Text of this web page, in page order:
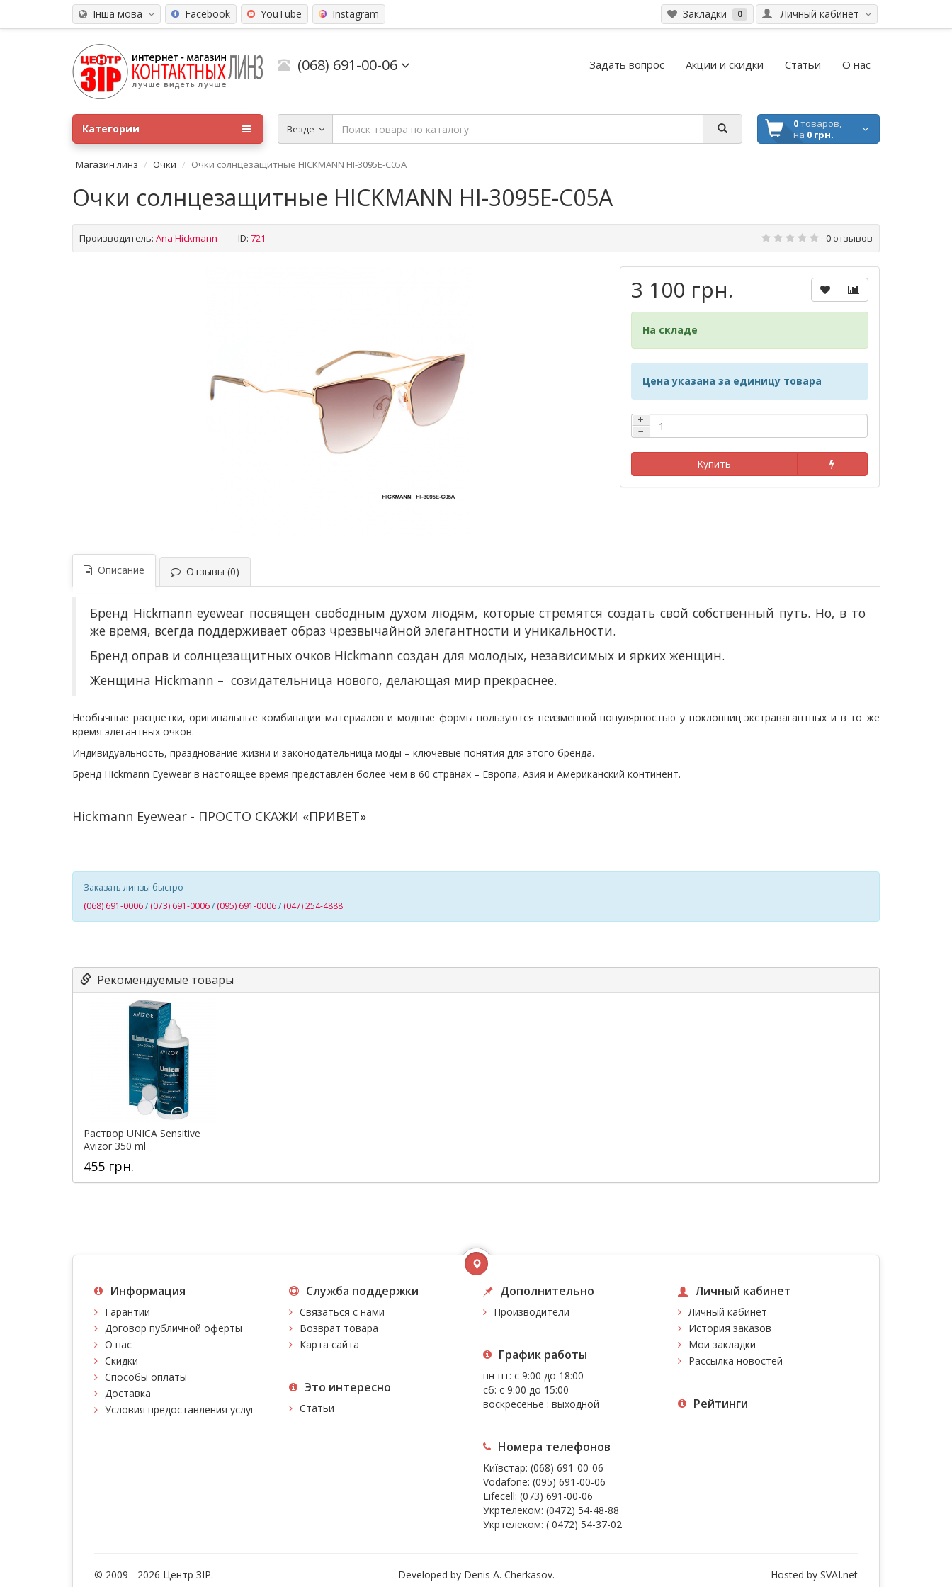
Інша мова Личный кабинет
Закладки 0
Facebook YouTube Instagram
(068) 691-00-06 Задать вопрос Акции и скидки Статьи О нас
Везде 0товаров,
на 0 грн.
Категории
Магазин линз Очки Очки солнцезащитные HICKMANN HI-3095E-C05A
Очки солнцезащитные HICKMANN HI-3095E-C05A
Производитель: Ana Hickmann ID: 721 0 отзывов
3 100 грн.
На складе
Цена указана за единицу товара
+
−
Купить
Описание Отзывы (0)
Бренд Hickmann eyewear посвящен свободным духом людям, которые стремятся создать свой собственный путь. Но, в то
же время, всегда поддерживает образ чрезвычайной элегантности и уникальности.
Бренд оправ и солнцезащитных очков Hickmann создан для молодых, независимых и ярких женщин.
Женщина Hickmann – созидательница нового, делающая мир прекраснее.
Необычные расцветки, оригинальные комбинации материалов и модные формы пользуются неизменной популярностью у поклонниц экстравагантных и в то же
время элегантных очков.
Индивидуальность, празднование жизни и законодательница моды – ключевые понятия для этого бренда.
Бренд Hickmann Eyewear в настоящее время представлен более чем в 60 странах – Европа, Азия и Американский континент.
Hickmann Eyewear - ПРОСТО СКАЖИ «ПРИВЕТ»
Заказать линзы быстро
(068) 691-0006/ (073) 691-0006/ (095) 691-0006/ (047) 254-4888
Рекомендуемые товары
Раствор UNICA Sensitive
Avizor 350 ml
455 грн.
Информация
Гарантии
Договор публичной оферты
О нас
Скидки
Способы оплаты
Доставка
Условия предоставления услуг
Служба поддержки
Связаться с нами
Возврат товара
Карта сайта
Это интересно
Статьи
Дополнительно
Производители
График работы
пн-пт: с 9:00 до 18:00
сб: с 9:00 до 15:00
воскресенье : выходной
Номера телефонов
Київстар: (068) 691-00-06
Vodafone: (095) 691-00-06
Lifecell: (073) 691-00-06
Укртелеком: (0472) 54-48-88
Укртелеком: ( 0472) 54-37-02
Личный кабинет
Личный кабинет
История заказов
Мои закладки
Рассылка новостей
Рейтинги
© 2009 - 2026 Центр ЗIР. Developed by Denis A. Cherkasov. Hosted by SVAI.net